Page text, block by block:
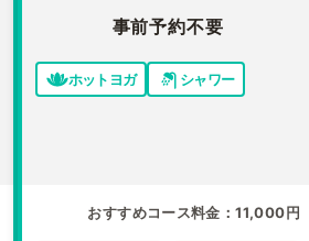
事前予約不要
ホットヨガ シャワー
おすすめコース料金 11,000円